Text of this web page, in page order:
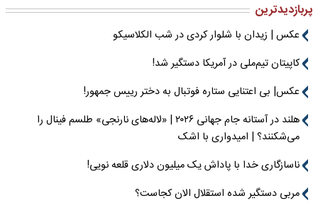
پربازدیدترین
عکس | زیدان با شلوار کردی در شب الکلاسیکو
کاپیتان تیم‌ملی در آمریکا دستگیر شد!
عکس| بی اعتنایی ستاره فوتبال به دختر رییس جمهور!
هلند در آستانه جام جهانی ۲۰۲۶ | «لاله‌های نارنجی» طلسم فینال را
می‌شکنند؟ | امیدواری با اشک
ناسازگاری خدا با پاداش یک میلیون دلاری قلعه نویی!
مربی دستگیر شده استقلال الان کجاست؟